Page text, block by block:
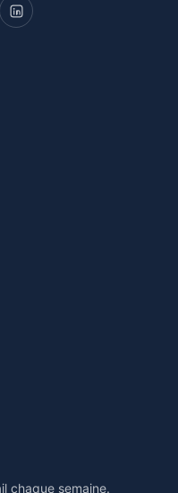
chaque semaine.